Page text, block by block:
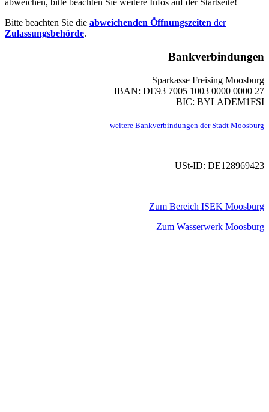
abweichen, bitte beachten Sie weitere Infos auf der Startseite!
Bitte beachten Sie die abweichenden Öffnungszeiten der
Zulassungsbehörde.
Bankverbindungen
Sparkasse Freising Moosburg
IBAN: DE93 7005 1003 0000 0000 27
BIC: BYLADEM1FSI
weitere Bankverbindungen der Stadt Moosburg
USt-ID: DE128969423
Zum Bereich ISEK Moosburg
Zum Wasserwerk Moosburg